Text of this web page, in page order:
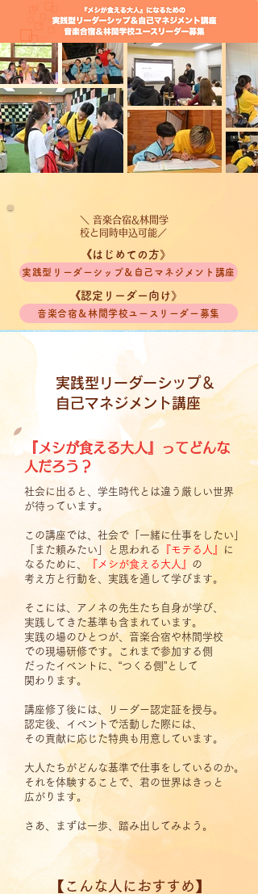
​＼ 音楽合宿&林間学
校と同時申込可能／​
《はじめての方》
実践型リーダーシップ＆自己マネジメント講座
《認定リーダー向け》
音楽合宿＆林間学校ユースリーダー募集
​実践型リーダーシップ＆
自己マネジメント講座
『メシが食える大人』ってどんな
人だろう？
社会に出ると、学生時代とは違う厳しい世界
が待っています。
この講座では、社会で「一緒に仕事をしたい」
「また頼みたい」と思われる
『モテる人』
に
なるために、 『メシが食える大人』 の
考え方 と 行動を、実践を通して学びます。
そこには、アノネの先生たち自身が学び、
実践してきた基準も含まれています。
実践の場のひとつが、音楽合宿や林間学校
での現場研修です。これまで参加する側
だったイベントに、 “つくる側”として
関わります。
講座修了後には、リーダー認定証を授与。
認定後、イベントで活動した際には、
その貢献に応じた特典も用意しています。
大人たちがどんな基準で仕事をしているのか。
それを体験することで、君の世界はきっと
広がります。
さあ、まずは一歩、踏み出してみよう。
​【こんな人におすすめ】